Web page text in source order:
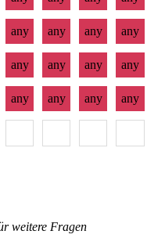
any any any any
any any any any
any any any any
weitere Fragen